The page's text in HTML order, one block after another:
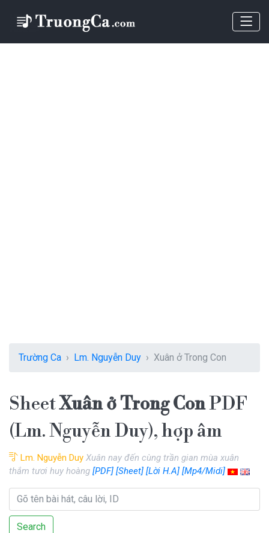
Trường Ca Lm. Nguyễn Duy Xuân ở Trong Con
SheetXuân ở Trong ConPDF
(Lm. Nguyễn Duy), hợp âm
Lm. Nguyễn Duy Xuân nay đến cùng trần gian mùa xuân
thắm tươi huy hoàng [PDF] [Sheet] [Lời H.A] [Mp4/Midi]
Search